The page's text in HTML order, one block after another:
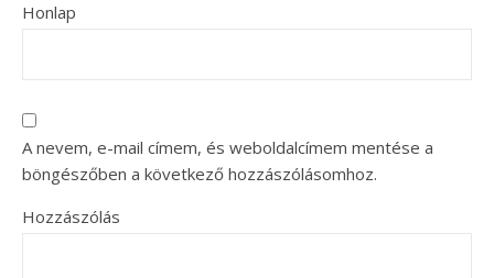
Honlap
A nevem, e-mail címem, és weboldalcímem mentése a
böngészőben a következő hozzászólásomhoz.
Hozzászólás